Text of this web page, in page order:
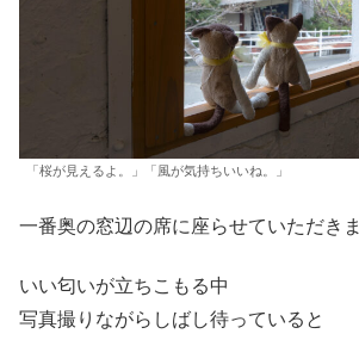
「桜が見えるよ。」「風が気持ちいいね。」
一番奥の窓辺の席に座らせていただきま
いい匂いが立ちこもる中
写真撮りながらしばし待っていると